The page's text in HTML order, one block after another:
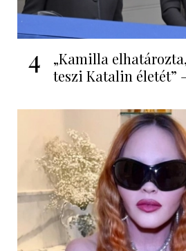
4
„Kamilla
teszi Katalin életét”